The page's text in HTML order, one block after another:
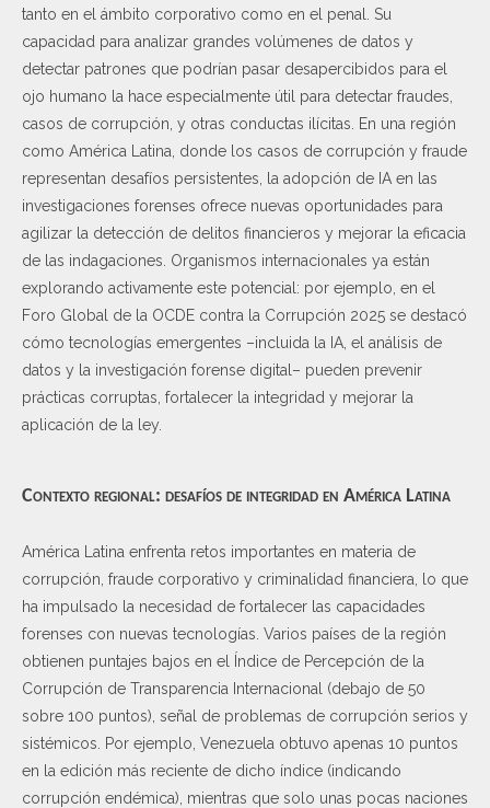
tanto en el ámbito corporativo como en el penal. Su
capacidad para analizar grandes volúmenes de datos y
detectar patrones que podrían pasar desapercibidos para el
ojo humano la hace especialmente útil para detectar fraudes,
casos de corrupción, y otras conductas ilícitas. En una región
como América Latina, donde los casos de corrupción y fraude
representan desafíos persistentes, la adopción de IA en las
investigaciones forenses ofrece nuevas oportunidades para
agilizar la detección de delitos financieros y mejorar la eficacia
de las indagaciones. Organismos internacionales ya están
explorando activamente este potencial: por ejemplo, en el
Foro Global de la OCDE contra la Corrupción 2025 se destacó
cómo tecnologías emergentes –incluida la IA, el análisis de
datos y la investigación forense digital– pueden prevenir
prácticas corruptas, fortalecer la integridad y mejorar la
aplicación de la ley.
Contexto regional: desafíos de integridad en América Latina
América Latina enfrenta retos importantes en materia de
corrupción, fraude corporativo y criminalidad financiera, lo que
ha impulsado la necesidad de fortalecer las capacidades
forenses con nuevas tecnologías. Varios países de la región
obtienen puntajes bajos en el Índice de Percepción de la
Corrupción de Transparencia Internacional (debajo de 50
sobre 100 puntos), señal de problemas de corrupción serios y
sistémicos. Por ejemplo, Venezuela obtuvo apenas 10 puntos
en la edición más reciente de dicho índice (indicando
corrupción endémica), mientras que solo unas pocas naciones